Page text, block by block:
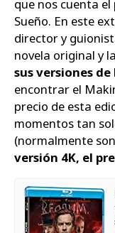
que nos cuenta
Sueño. En este
director y
novela original y
sus versiones de
encontrar el
precio de esta
momentos tan
(normalmente
versión 4K, el